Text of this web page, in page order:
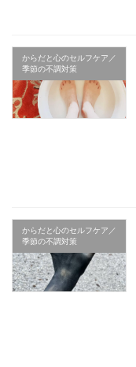
からだと心のセルフケア／
季節の不調対策
からだと心のセルフケア／
季節の不調対策